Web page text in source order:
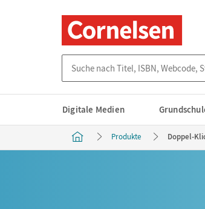
Digitale Medien
Produkte Doppel-